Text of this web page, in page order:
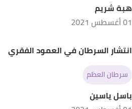
هبة شريم
01 أغسطس 2021
انتشار السرطان في العمود الفقري
سرطان العظم
باسل ياسين